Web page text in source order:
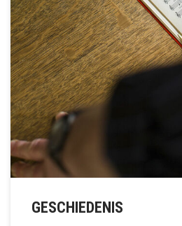
GESCHIEDENIS